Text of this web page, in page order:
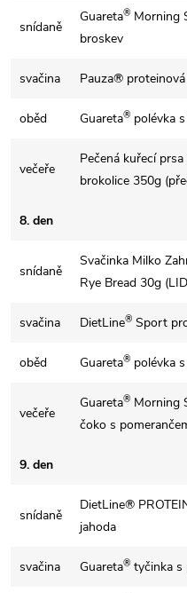
snídaně
Guareta® Morning
broskev
svačina Pauza®
oběd Guareta® polévka
večeře
Pečená kuřecí
brokolice 350g
8. den
snídaně
Svačinka Milko
Rye Bread 30g
svačina DietLine® Sport
oběd Guareta® polévka
večeře
Guareta® Morning
čoko s
9. den
snídaně
DietLine®
jahoda
svačina Guareta® tyčinka s